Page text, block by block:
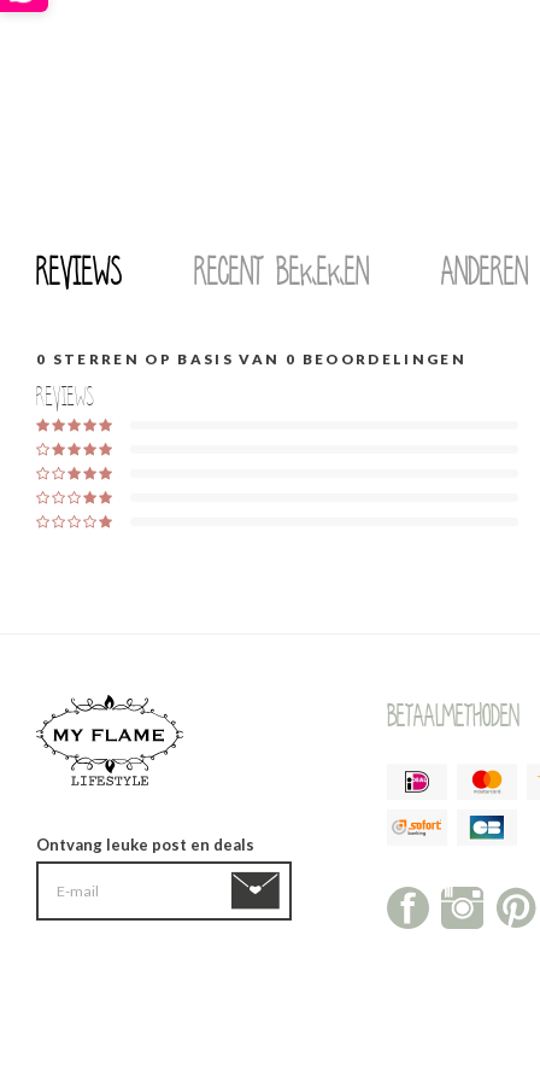
Reviews Recent bekeken
0 STERREN OP BASIS VAN 0 BEOORDELINGEN
Reviews
Ontvang leuke post en deals
Betaalmethoden